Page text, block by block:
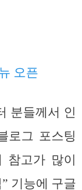
오픈
분들께서 인
로그 포스팅
참고가 많이
기능에 구글